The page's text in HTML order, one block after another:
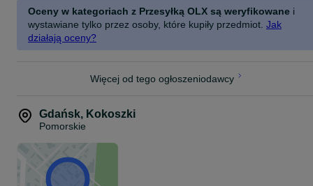
Oceny w kategoriach z Przesyłką OLX są weryfikowane i
wystawiane tylko przez osoby, które kupiły przedmiot. Jak
działają oceny?
Więcej od tego ogłoszeniodawcy
Gdańsk, Kokoszki
Pomorskie